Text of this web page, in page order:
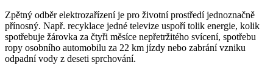
Zpětný odběr elektrozařízení je pro životní prostředí jednoznačně
přínosný. Např. recyklace jedné televize uspoří tolik energie, kolik
spotřebuje žárovka za čtyři měsíce nepřetržitého svícení, spotřebu
ropy osobního automobilu za 22 km jízdy nebo zabrání vzniku
odpadní vody z deseti sprchování.